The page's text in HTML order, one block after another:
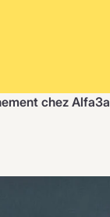
chez Alfa3a